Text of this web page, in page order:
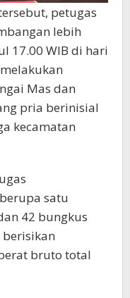
petugas
lebih
17.00 WIB di hari
Mas dan
pria berinisial
kecamatan
satu
42 bungkus
bruto total